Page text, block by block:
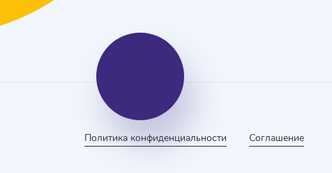
Политика конфиденциальности Соглашение